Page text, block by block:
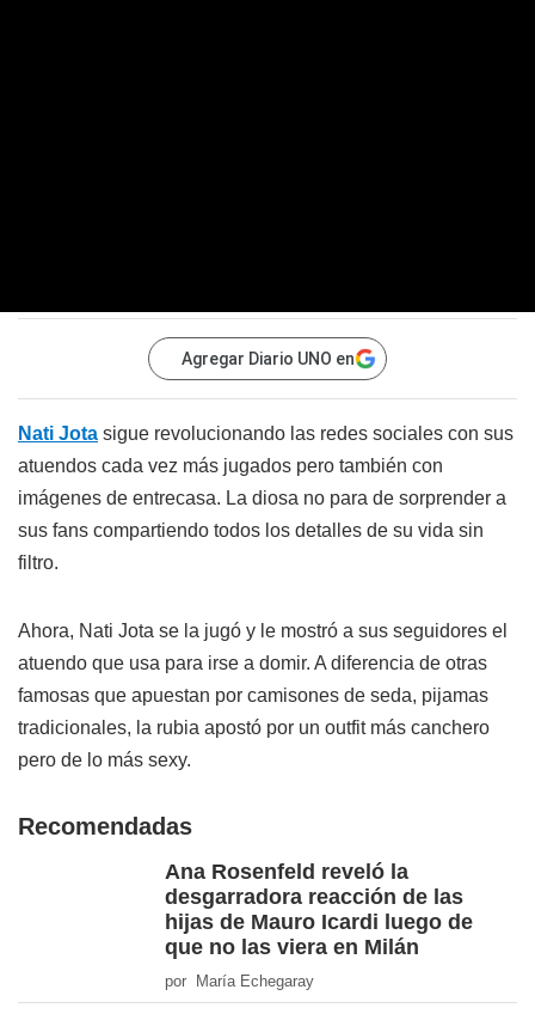
Agregar Diario UNO en
Nati Jota sigue revolucionando las redes sociales con sus
atuendos cada vez más jugados pero también con
imágenes de entrecasa. La diosa no para de sorprender a
sus fans compartiendo todos los detalles de su vida sin
filtro.
Ahora, Nati Jota se la jugó y le mostró a sus seguidores el
atuendo que usa para irse a domir. A diferencia de otras
famosas que apuestan por camisones de seda, pijamas
tradicionales, la rubia apostó por un outfit más canchero
pero de lo más sexy.
Recomendadas
Ana Rosenfeld reveló la
desgarradora reacción de las
hijas de Mauro Icardi luego de
que no las viera en Milán
por María Echegaray